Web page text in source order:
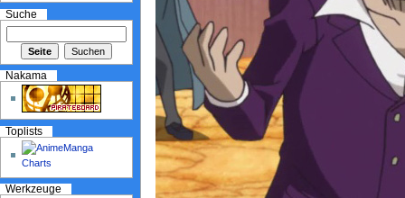
Suche
Nakama
Toplists
Werkzeuge